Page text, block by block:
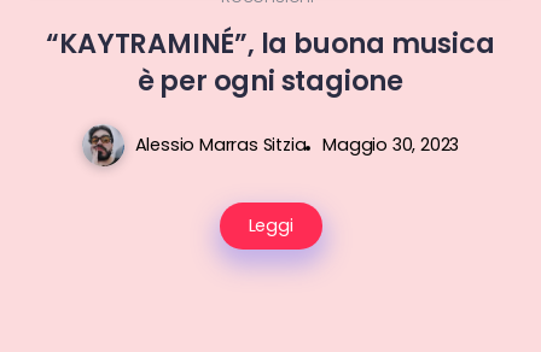
“KAYTRAMINÉ”, la buona musica
è per ogni stagione
Alessio Marras Sitzia Maggio 30, 2023
Leggi